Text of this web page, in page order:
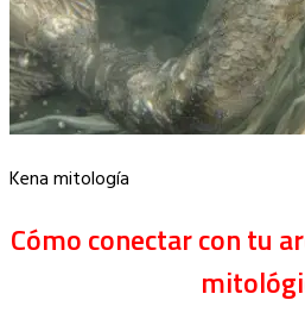
Kena mitología
Cómo conectar con tu